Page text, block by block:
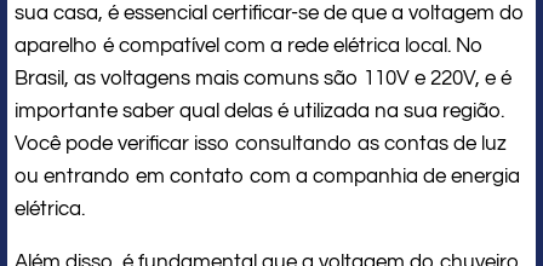
sua casa, é essencial certificar-se de que a voltagem do
aparelho é compatível com a rede elétrica local. No
Brasil, as voltagens mais comuns são 110V e 220V, e é
importante saber qual delas é utilizada na sua região.
Você pode verificar isso consultando as contas de luz
ou entrando em contato com a companhia de energia
elétrica.